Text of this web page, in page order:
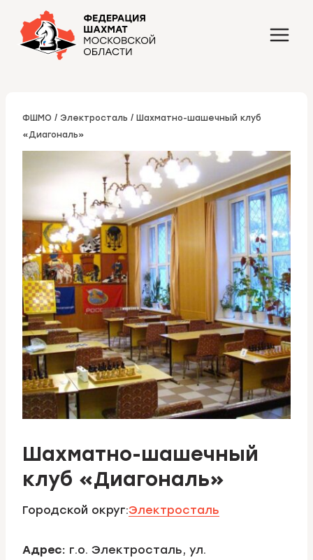
Перейти
содержимому
ФШМО / Электросталь / Шахматно-шашечный клуб
«Диагональ»
Шахматно-шашечный
клуб «Диагональ»
Городской округ:Электросталь
Адрес: г.о. Электросталь, ул.